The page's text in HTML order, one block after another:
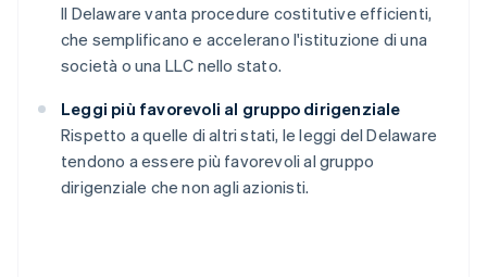
Il Delaware vanta procedure costitutive efficienti,
che semplificano e accelerano l'istituzione di una
società o una LLC nello stato.
Leggi più favorevoli al gruppo dirigenziale
Rispetto a quelle di altri stati, le leggi del Delaware
tendono a essere più favorevoli al gruppo
dirigenziale che non agli azionisti.